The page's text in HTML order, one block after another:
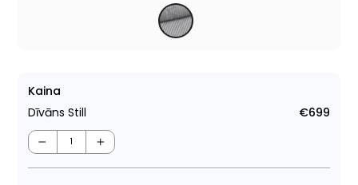
Kaina
Dīvāns Still
€699
− +